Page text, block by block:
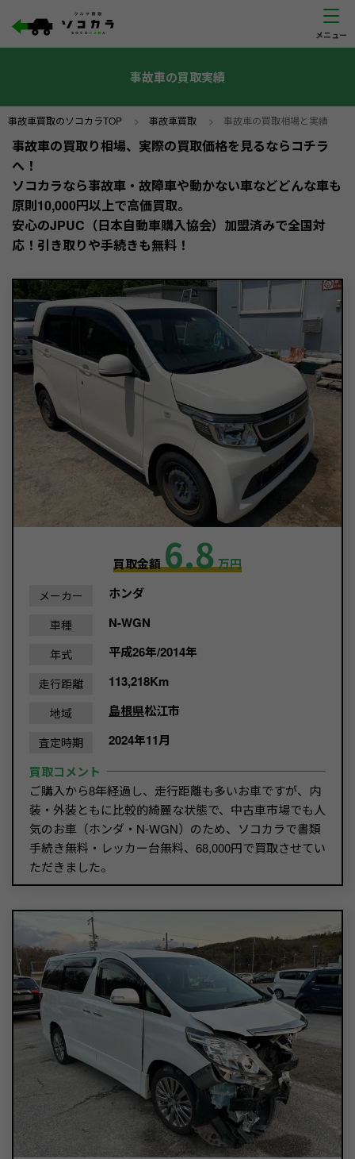
事故車の買取実績
事故車買取のソコカラTOP > 事故車買取 > 事故車の買取相場と実績
事故車の買取り相場、実際の買取価格を見るならコチラ
へ！
ソコカラなら事故車・故障車や動かない車などどんな車も
原則10,000円以上で高価買取。
安心のJPUC（日本自動車購入協会）加盟済みで全国対
応！引き取りや手続きも無料！
買取金額6.8万円
メーカー ホンダ
車種 N-WGN
年式 平成26年/2014年
走行距離 113,218Km
地域 島根県松江市
査定時期
2024年11月
買取コメント
ご購入から8年経過し、走行距離も多いお車ですが、内
装・外装ともに比較的綺麗な状態で、中古車市場でも人
気のお車（ホンダ・N-WGN）のため、ソコカラで書類
手続き無料・レッカー台無料、68,000円で買取させてい
ただきました。